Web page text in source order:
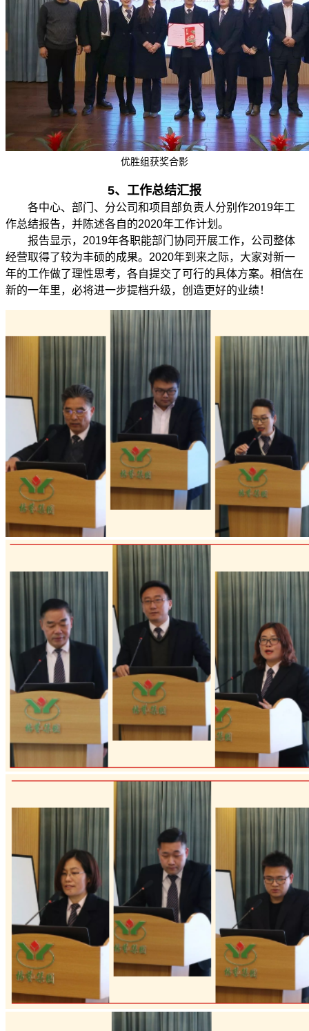
优胜组获奖合影
5、 工作总结汇报
各中心、部门、分公司和项目部负责人分别作2019年工
作总结报告，并陈述各自的2020年工作计划。
报告显示，2019年各职能部门协同开展工作，公司整体
经营取得了较为丰硕的成果。2020年到来之际，大家对新一
年的工作做了理性思考，各自提交了可行的具体方案。相信在
新的一年里，必将进一步提档升级，创造更好的业绩！